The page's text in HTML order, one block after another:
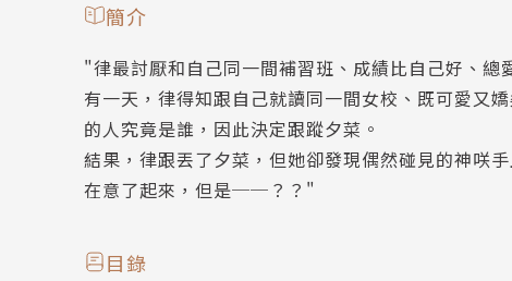
簡介
"律最討厭和自己同一間補習班、成績比自己好、總
有一天，律得知跟自己就讀同一間女校、既可愛又
的人究竟是誰，因此決定跟蹤夕菜。
結果，律跟丟了夕菜，但她卻發現偶然碰見的神咲
在意了起來，但是──？？"
目錄